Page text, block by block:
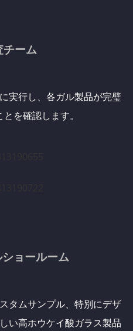
チーム
実行し、各ガル製品が完璧
を確認します。
ョールーム
タムサンプル、特別にデザ
い高ホウケイ酸ガラス製品